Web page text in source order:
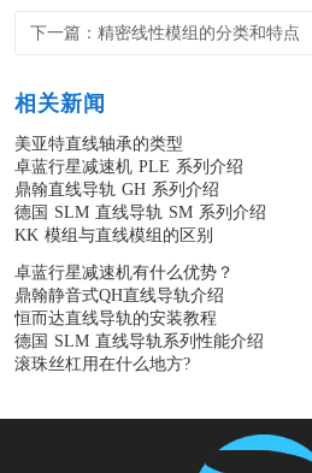
下一篇：精密线性模组的分类和特点
相关新闻
美亚特直线轴承的类型
卓蓝行星减速机 PLE 系列介绍
鼎翰直线导轨 GH 系列介绍
德国 SLM 直线导轨 SM 系列介绍
KK 模组与直线模组的区别
卓蓝行星减速机有什么优势？
鼎翰静音式QH直线导轨介绍
恒而达直线导轨的安装教程
德国 SLM 直线导轨系列性能介绍
滚珠丝杠用在什么地方?